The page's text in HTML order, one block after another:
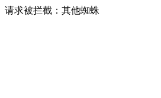
请求被拦截：其他蜘蛛